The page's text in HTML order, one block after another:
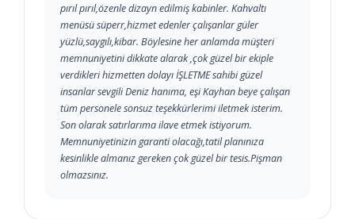
pırıl pırıl,özenle dizayn edilmiş kabinler. Kahvaltı
menüsü süperr,hizmet edenler çalışanlar güler
yüzlü,saygılı,kibar. Böylesine her anlamda müşteri
memnuniyetini dikkate alarak ,çok güzel bir ekiple
verdikleri hizmetten dolayı İŞLETME sahibi güzel
insanlar sevgili Deniz hanıma, eşi Kayhan beye çalışan
tüm personele sonsuz teşekkürlerimi iletmek isterim.
Son olarak satırlarıma ilave etmek istiyorum.
Memnuniyetinizin garanti olacağı,tatil planınıza
kesinlikle almanız gereken çok güzel bir tesis.Pişman
olmazsınız.